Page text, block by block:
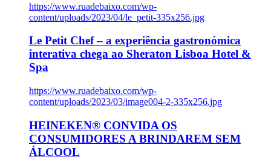
https://www.ruadebaixo.com/wp-
content/uploads/2023/04/le_petit-335x256.jpg
Le Petit Chef – a experiência gastronómica
interativa chega ao Sheraton Lisboa Hotel &
Spa
https://www.ruadebaixo.com/wp-
content/uploads/2023/03/image004-2-335x256.jpg
HEINEKEN® CONVIDA OS
CONSUMIDORES A BRINDAREM SEM
ÁLCOOL